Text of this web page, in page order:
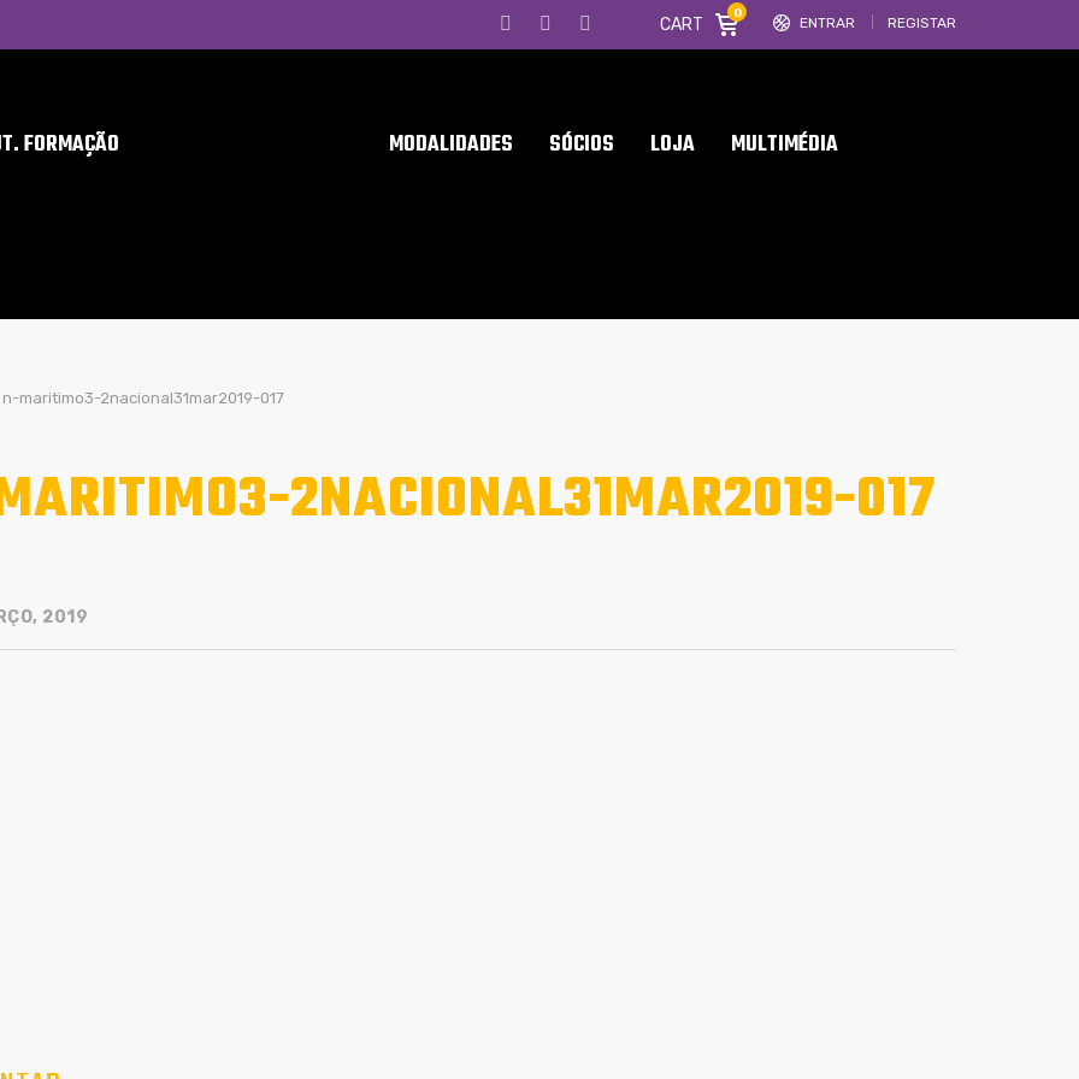
ENTRAR REGISTAR
CART
0
FORMAÇÃO MODALIDADES SÓCIOS LOJA MULTIMÉDIA
n-maritimo3-2nacional31mar2019-017
2NACIONAL31MAR2019-017
2019